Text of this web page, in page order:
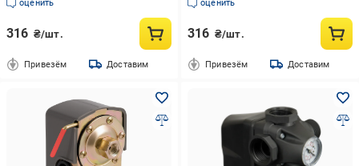
оценить
316 ₴/шт.
Привезём Доставим
оценить
316 ₴/шт.
Привезём Доставим